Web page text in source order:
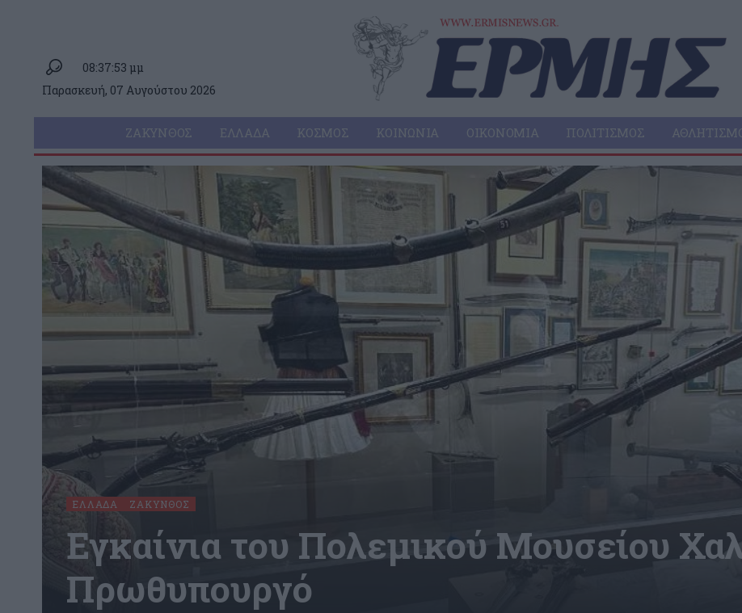
08:37:53 μμ
Παρασκευή, 07 Αυγούστου 2026
ΖΆΚΥΝΘΟΣ ΕΛΛΆΔΑ ΚΌΣΜΟΣ ΚΟΙΝΩΝΊΑ ΟΙΚΟΝΟΜΊΑ ΠΟΛΙΤΙΣΜΌΣ
ΕΛΛΆΔΑ ΖΆΚΥΝΘΟΣ
Εγκαίνια του Πολεμικού Μουσείου
Πρωθυπουργό